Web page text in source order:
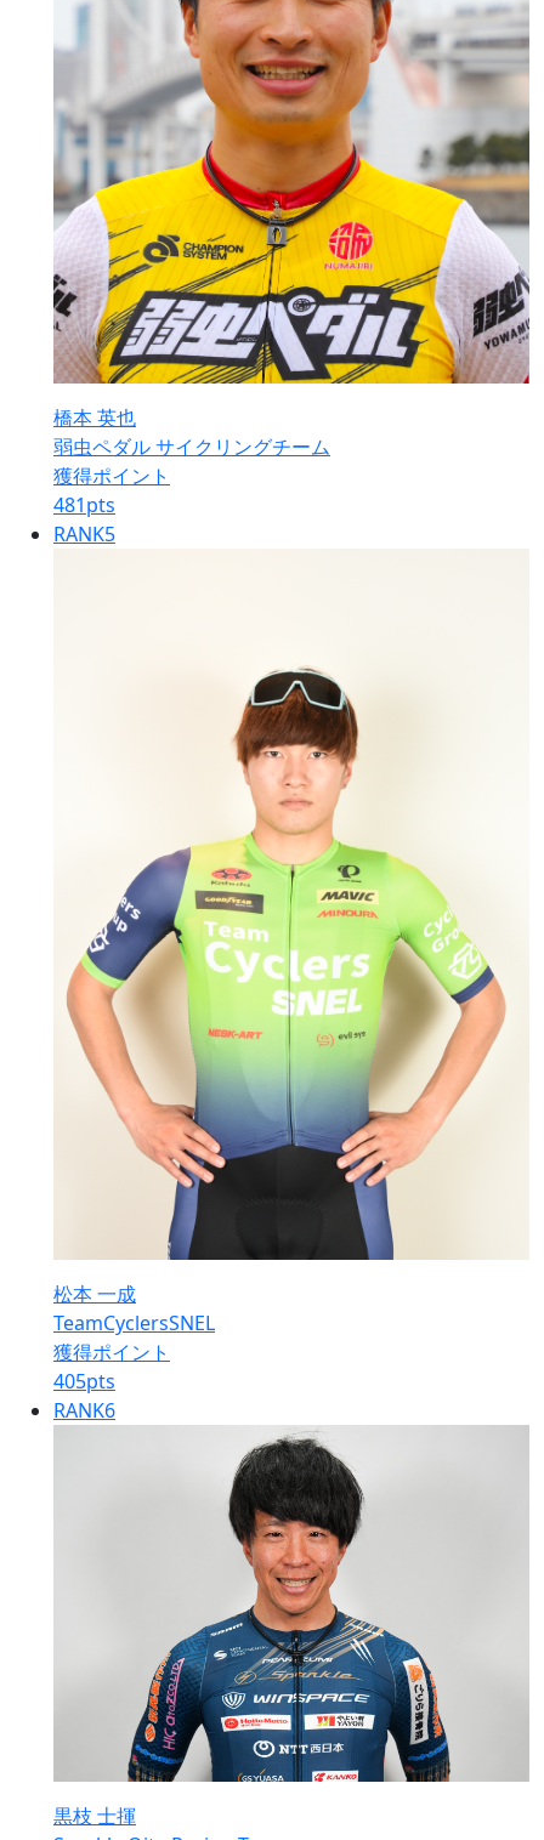
橋本 英也
弱虫ペダル サイクリングチーム
獲得ポイント
481pts
RANK5
松本 一成
TeamCyclersSNEL
獲得ポイント
405pts
RANK6
黒枝 士揮